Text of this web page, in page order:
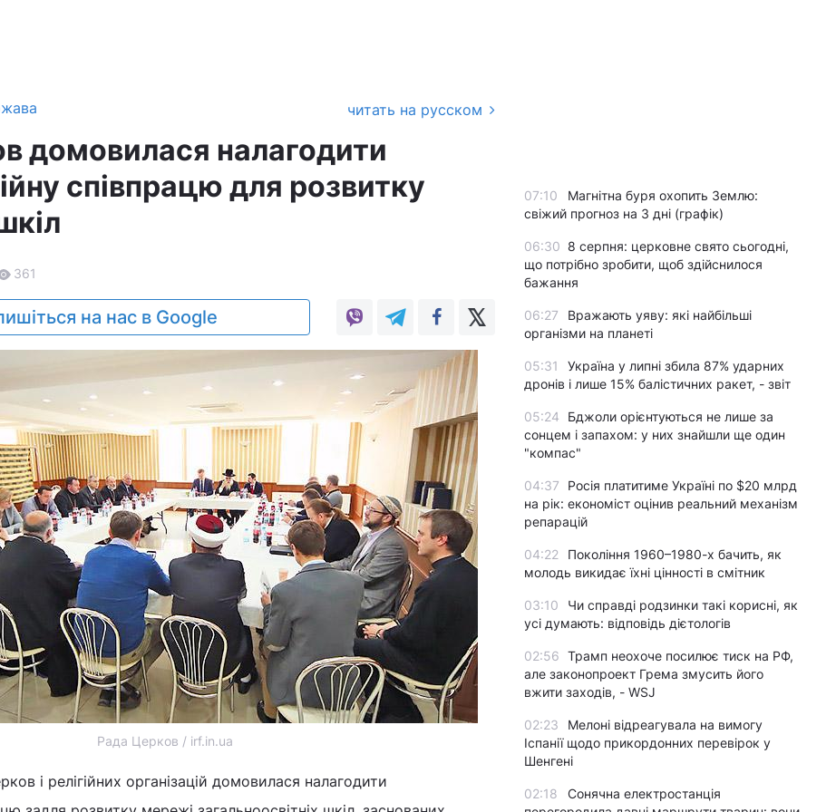
читать на русском
домовилася налагодити
співпрацю для розвитку
361
на нас в Google
Рада Церков / irf.in.ua
і релігійних організацій домовилася налагодити
07:10
Магнітна буря охопить Землю:
свіжий прогноз на 3 дні (графік)
06:30 8 серпня: церковне свято сьогодні,
що потрібно зробити, щоб здійснилося
бажання
06:27
Вражають уяву: які найбільші
організми на планеті
05:31
Україна у липні збила 87% ударних
дронів і лише 15% балістичних ракет, - звіт
05:24
Бджоли орієнтуються не лише за
сонцем і запахом: у них знайшли ще один
"компас"
04:37
Росія платитиме Україні по $20 млрд
на рік: економіст оцінив реальний механізм
репарацій
04:22
Покоління 1960–1980-х бачить, як
молодь викидає їхні цінності в смітник
03:10
Чи справді родзинки такі корисні, як
усі думають: відповідь дієтологів
02:56 Трамп неохоче посилює тиск на РФ,
але законопроект Грема змусить його
вжити заходів, - WSJ
02:23
Мелоні відреагувала на вимогу
Іспанії щодо прикордонних перевірок у
Шенгені
02:18
Сонячна електростанція